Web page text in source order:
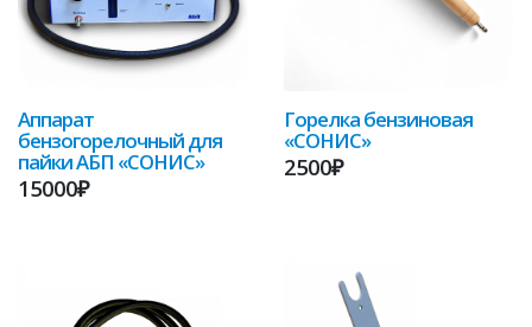
Аппарат
бензогорелочный для
пайки АБП «СОНИС»
15000₽
Горелка бензиновая
«СОНИС»
2500₽